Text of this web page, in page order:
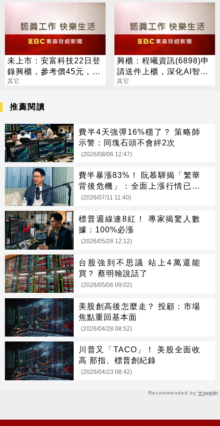
未上市：安富科技22日登
錄興櫃，參考價45元，營
運打底下個五年營收拚再
其它
興櫃：程曦資訊(6898)申
請送件上櫃，深化AI智能
客服與數位轉型服務布局
其它
Recommended by
推薦閱讀
費半4天強彈16%穩了？ 策略師
示警：同塊石頭不會絆2次
(2026/08/06 12:47)
費半暴漲83%！ 阮慕驊揭「繁華
背後危機」：全面上漲行情已過
去
(2026/07/11 11:40)
標普週線連8紅！ 專家揭驚人數
據：100%必漲
(2026/05/28 12:12)
台股強到不思議 站上4萬還能
買？ 蔡明翰說話了
(2026/05/06 09:02)
美股創高後怎麼走？ 投顧：市場
焦點重回基本面
(2026/04/28 08:52)
川普又「TACO」！ 美股全面收
高 那指、標普創紀錄
(2026/04/23 08:42)